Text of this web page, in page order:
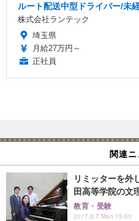
ルート配送中型ドライバー/未
株式会社ランテック
埼玉県
月給27万円～
正社員
関連ニ
リミッターを外
田高等学院の文
教育・受験
2017.8.7 Mon 15:00